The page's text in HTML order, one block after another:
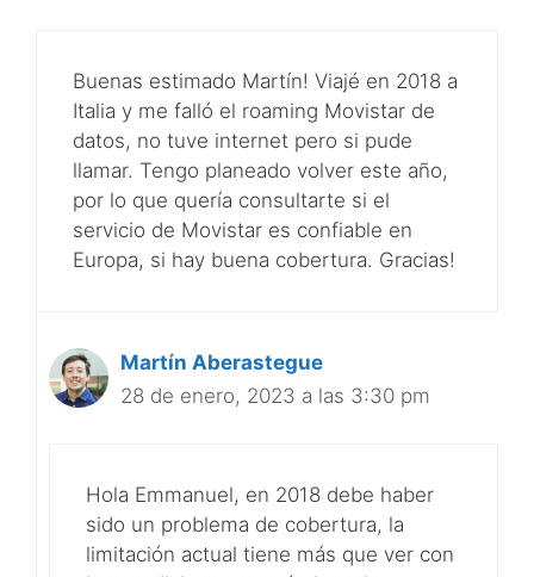
Buenas estimado Martín! Viajé en 2018 a
Italia y me falló el roaming Movistar de
datos, no tuve internet pero si pude
llamar. Tengo planeado volver este año,
por lo que quería consultarte si el
servicio de Movistar es confiable en
Europa, si hay buena cobertura. Gracias!
Martín Aberastegue
28 de enero, 2023 a las 3:30 pm
Hola Emmanuel, en 2018 debe haber
sido un problema de cobertura, la
limitación actual tiene más que ver con